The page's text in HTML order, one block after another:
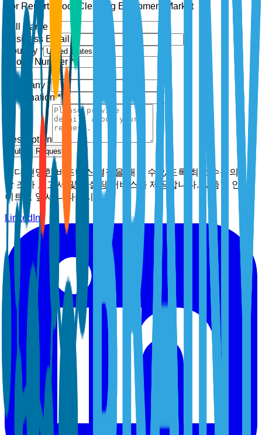
For Report: Floor Cleaning Equipment Market
Full Name *
Business Email *
Country *
Phone Number *
Company *
Designation *
Description
Submit Request
보다 현명한 비즈니스 결정을 내릴 수 있도록 최고 수준의 시
장 조사 보고서 및 컨설팅 서비스를 제공합니다. 맞춤형 인사
이트로 앞서 나타십시오.
LinkedIn